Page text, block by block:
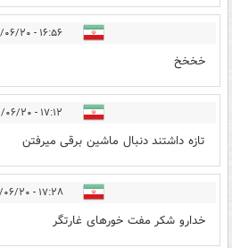
۱۶:۵۶ - ۱۴۰۱/۰۶/۲۰
خخخخ
۱۷:۱۲ - ۱۴۰۱/۰۶/۲۰
تازه داشتند دنبال ماشین برقی میرفتن
۱۷:۲۸ - ۱۴۰۱/۰۶/۲۰
خدارو شکر مفت خورهای غارتگر